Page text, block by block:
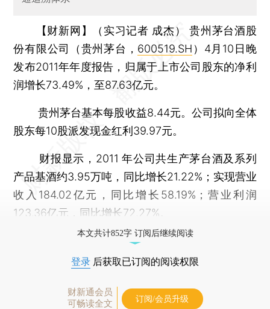
【财新网】（实习记者 成杰）
贵州茅台酒股
份有限公司（贵州茅台， 600519.SH ）4月10日晚
发布2011年年度报告，归属于上市公司股东的净利
润增长73.49%，至87.63亿元。
贵州茅台基本每股收益8.44元。公司拟向全体
股东每10股派发现金红利39.97元。
财报显示，2011 年公司共生产茅台酒及系列
产品基酒约3.95万吨，同比增长21.22%；实现营业
收入184.02亿元，同比增长58.19%；营业利润
123.36亿元，同比增长72.27%。
本文共计852字 订阅后继续阅读
登录 后获取已订阅的阅读权限
财新通会员
可畅读全文
订阅/会员升级